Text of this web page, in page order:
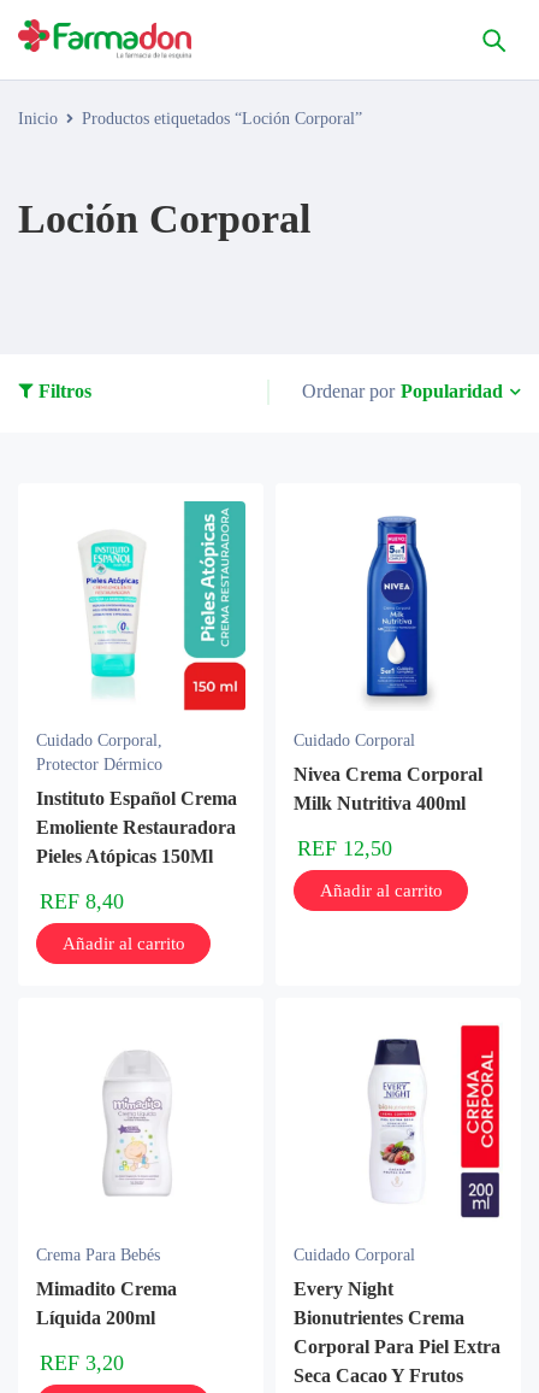
Inicio Productos etiquetados “Loción Corporal”
Loción Corporal
Filtros Ordenar por Popularidad
Cuidado Corporal,
Protector Dérmico
Instituto Español Crema
Emoliente Restauradora
Pieles Atópicas 150Ml
REF 8,40
Añadir al carrito
Cuidado Corporal
Nivea Crema Corporal
Milk Nutritiva 400ml
REF 12,50
Añadir al carrito
Crema Para Bebés
Mimadito Crema
Líquida 200ml
REF 3,20
Cuidado Corporal
Every Night
Bionutrientes Crema
Corporal Para Piel Extra
Seca Cacao Y Frutos